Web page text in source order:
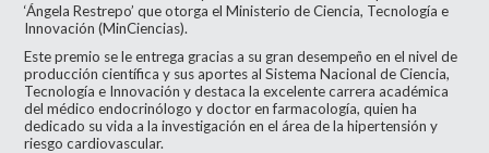
‘Ángela Restrepo’ que otorga el Ministerio de Ciencia, Tecnología e
Innovación (MinCiencias).
Este premio se le entrega gracias a su gran desempeño en el nivel de
producción científica y sus aportes al Sistema Nacional de Ciencia,
Tecnología e Innovación y destaca la excelente carrera académica
del médico endocrinólogo y doctor en farmacología, quien ha
dedicado su vida a la investigación en el área de la hipertensión y
riesgo cardiovascular.